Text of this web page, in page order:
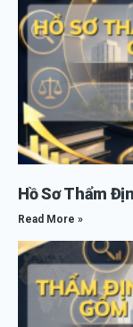
Hồ Sơ Thẩm
Read More »